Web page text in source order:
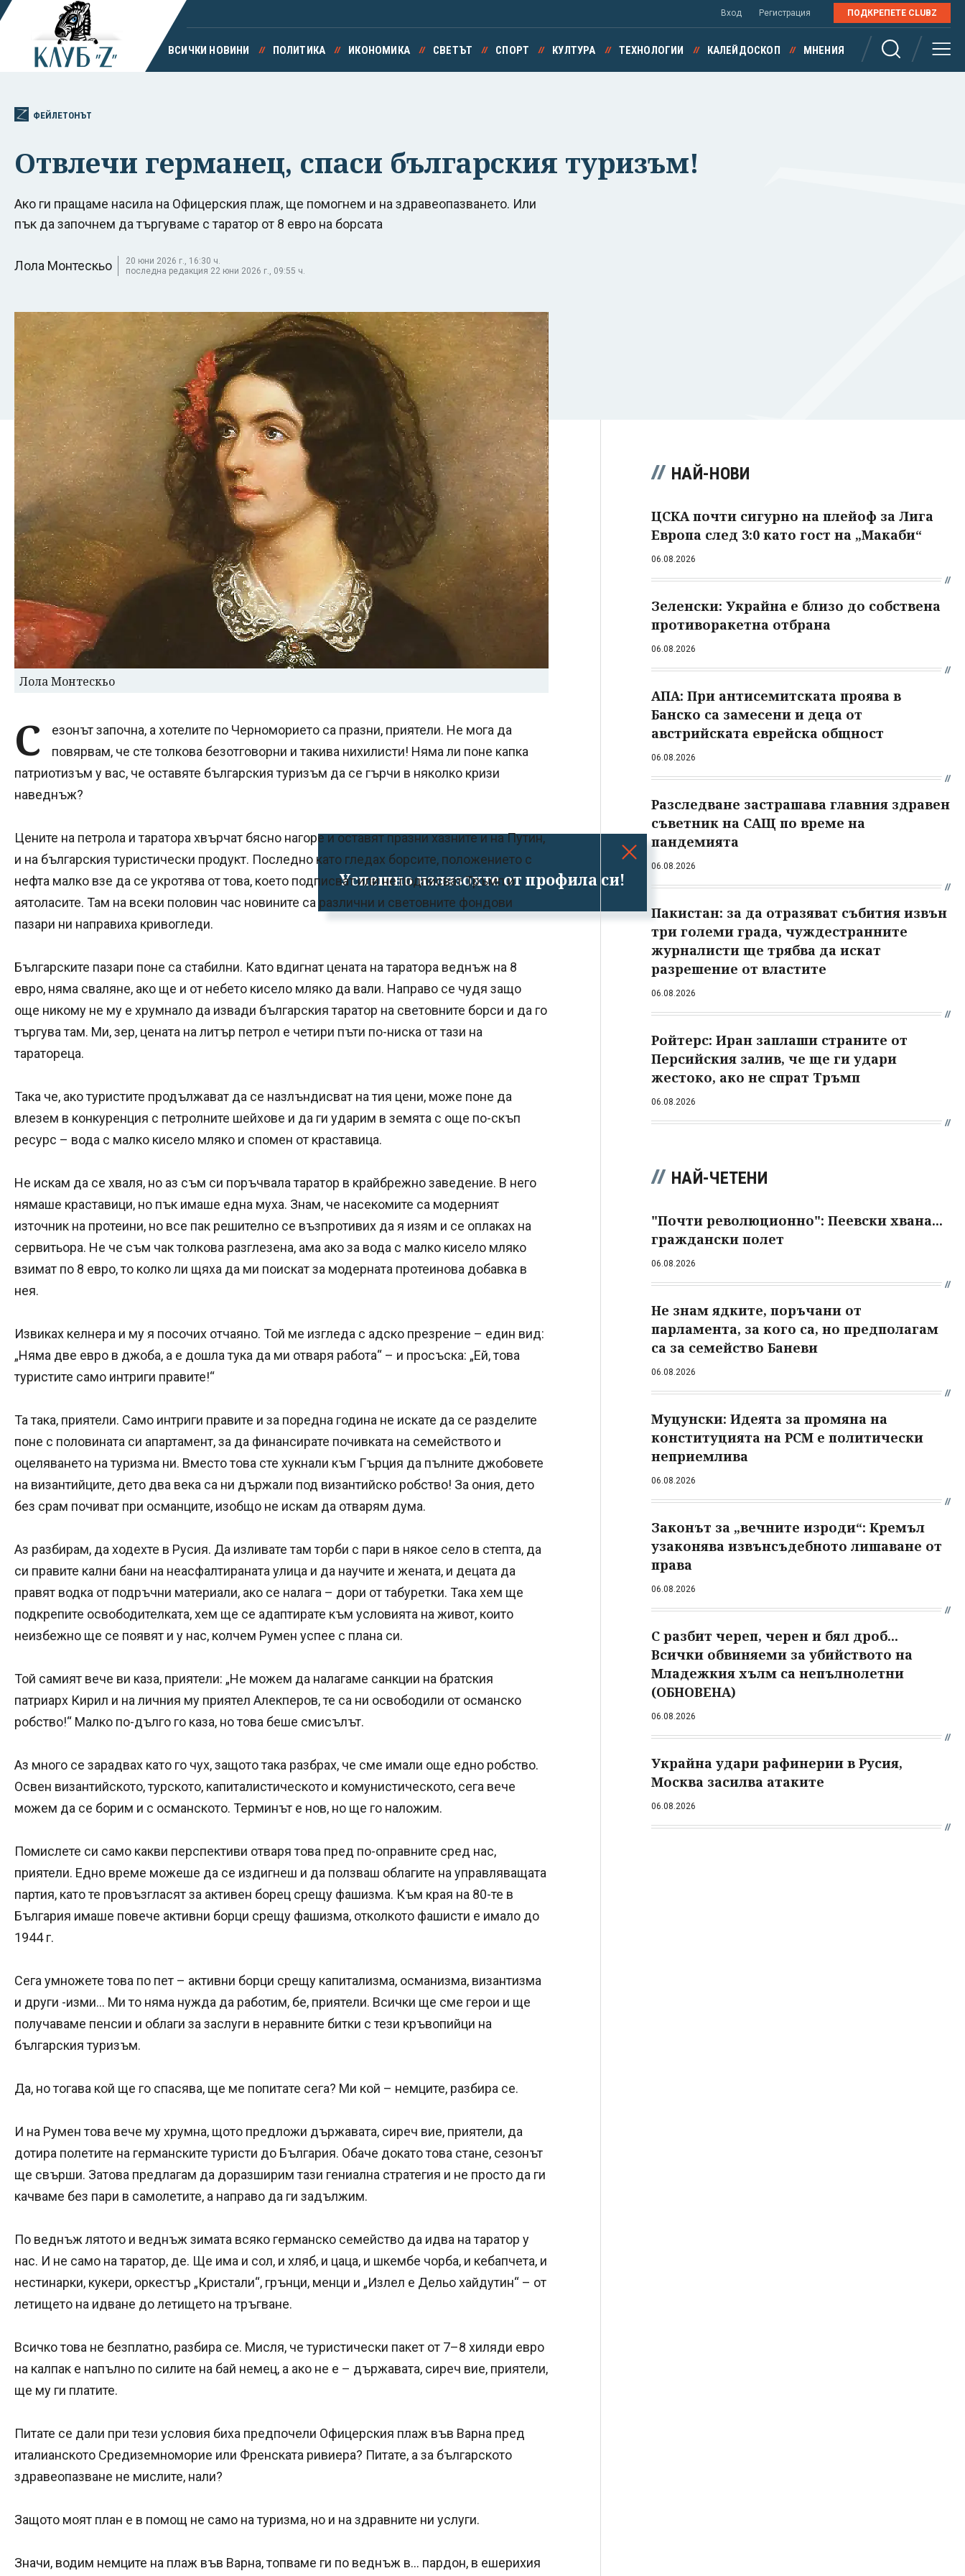
Успешно излязохте от профила си!
Вход Регистрация ПОДКРЕПЕТЕ CLUBZ
ВСИЧКИ НОВИНИ ПОЛИТИКА ИКОНОМИКА СВЕТЪТ СПОРТ КУЛТУРА ТЕХНОЛОГИИ КАЛЕЙДОСКОП МНЕНИЯ
ФЕЙЛЕТОНЪТ
Отвлечи германец, спаси българския туризъм!
Ако ги пращаме насила на Офицерския плаж, ще помогнем и на здравеопазването. Или
пък да започнем да търгуваме с таратор от 8 евро на борсата
Лола Монтескьо
20 юни 2026 г., 16:30 ч.
последна редакция 22 юни 2026 г., 09:55 ч.
Лола Монтескьо
С
езонът започна, а хотелите по Черноморието са празни, приятели. Не мога да
повярвам, че сте толкова безотговорни и такива нихилисти! Няма ли поне капка
патриотизъм у вас, че оставяте българския туризъм да се гърчи в няколко кризи
наведнъж?
Цените на петрола и таратора хвърчат бясно нагоре и оставят празни хазните и на Путин,
и на българския туристически продукт. Последно като гледах борсите, положението с
нефта малко взе да се укротява от това, което подписват или не подписват Тръмп и
аятоласите. Там на всеки половин час новините са различни и световните фондови
пазари ни направиха кривогледи.
Българските пазари поне са стабилни. Като вдигнат цената на таратора веднъж на 8
евро, няма сваляне, ако ще и от небето кисело мляко да вали. Направо се чудя защо
още никому не му е хрумнало да извади българския таратор на световните борси и да го
търгува там. Ми, зер, цената на литър петрол е четири пъти по-ниска от тази на
таратореца.
Така че, ако туристите продължават да се назлъндисват на тия цени, може поне да
влезем в конкуренция с петролните шейхове и да ги ударим в земята с още по-скъп
ресурс – вода с малко кисело мляко и спомен от краставица.
Не искам да се хваля, но аз съм си поръчвала таратор в крайбрежно заведение. В него
нямаше краставици, но пък имаше една муха. Знам, че насекомите са модерният
източник на протеини, но все пак решително се възпротивих да я изям и се оплаках на
сервитьора. Не че съм чак толкова разглезена, ама ако за вода с малко кисело мляко
взимат по 8 евро, то колко ли щяха да ми поискат за модерната протеинова добавка в
нея.
Извиках келнера и му я посочих отчаяно. Той ме изгледа с адско презрение – един вид:
„Няма две евро в джоба, а е дошла тука да ми отваря работа“ – и просъска: „Ей, това
туристите само интриги правите!“
Та така, приятели. Само интриги правите и за поредна година не искате да се разделите
поне с половината си апартамент, за да финансирате почивката на семейството и
оцеляването на туризма ни. Вместо това сте хукнали към Гърция да пълните джобовете
на византийците, дето два века са ни държали под византийско робство! За ония, дето
без срам почиват при османците, изобщо не искам да отварям дума.
Аз разбирам, да ходехте в Русия. Да изливате там торби с пари в някое село в степта, да
си правите кални бани на неасфалтираната улица и да научите и жената, и децата да
правят водка от подръчни материали, ако се налага – дори от табуретки. Така хем ще
подкрепите освободителката, хем ще се адаптирате към условията на живот, които
неизбежно ще се появят и у нас, колчем Румен успее с плана си.
Той самият вече ви каза, приятели: „Не можем да налагаме санкции на братския
патриарх Кирил и на личния му приятел Алекперов, те са ни освободили от османско
робство!“ Малко по-дълго го каза, но това беше смисълът.
Аз много се зарадвах като го чух, защото така разбрах, че сме имали още едно робство.
Освен византийското, турското, капиталистическото и комунистическото, сега вече
можем да се борим и с османското. Терминът е нов, но ще го наложим.
Помислете си само какви перспективи отваря това пред по-оправните сред нас,
приятели. Едно време можеше да се издигнеш и да ползваш облагите на управляващата
партия, като те провъзгласят за активен борец срещу фашизма. Към края на 80-те в
България имаше повече активни борци срещу фашизма, отколкото фашисти е имало до
1944 г.
Сега умножете това по пет – активни борци срещу капитализма, османизма, византизма
и други -изми... Ми то няма нужда да работим, бе, приятели. Всички ще сме герои и ще
получаваме пенсии и облаги за заслуги в неравните битки с тези кръвопийци на
българския туризъм.
Да, но тогава кой ще го спасява, ще ме попитате сега? Ми кой – немците, разбира се.
И на Румен това вече му хрумна, щото предложи държавата, сиреч вие, приятели, да
дотира полетите на германските туристи до България. Обаче докато това стане, сезонът
ще свърши. Затова предлагам да доразширим тази гениална стратегия и не просто да ги
качваме без пари в самолетите, а направо да ги задължим.
По веднъж лятото и веднъж зимата всяко германско семейство да идва на таратор у
нас. И не само на таратор, де. Ще има и сол, и хляб, и цаца, и шкембе чорба, и кебапчета, и
нестинарки, кукери, оркестър „Кристали“, грънци, менци и „Излел е Дельо хайдутин“ – от
летището на идване до летището на тръгване.
Всичко това не безплатно, разбира се. Мисля, че туристически пакет от 7–8 хиляди евро
на калпак е напълно по силите на бай немец, а ако не е – държавата, сиреч вие, приятели,
ще му ги платите.
Питате се дали при тези условия биха предпочели Офицерския плаж във Варна пред
италианското Средиземноморие или Френската ривиера? Питате, а за българското
здравеопазване не мислите, нали?
Защото моят план е в помощ не само на туризма, но и на здравните ни услуги.
Значи, водим немците на плаж във Варна, топваме ги по веднъж в... пардон, в ешерихия
НАЙ-НОВИ
ЦСКА почти сигурно на плейоф за Лига
Европа след 3:0 като гост на „Макаби“
06.08.2026
Зеленски: Украйна е близо до собствена
противоракетна отбрана
06.08.2026
АПА: При антисемитската проява в
Банско са замесени и деца от
австрийската еврейска общност
06.08.2026
Разследване застрашава главния здравен
съветник на САЩ по време на
пандемията
06.08.2026
Пакистан: за да отразяват събития извън
три големи града, чуждестранните
журналисти ще трябва да искат
разрешение от властите
06.08.2026
Ройтерс: Иран заплаши страните от
Персийския залив, че ще ги удари
жестоко, ако не спрат Тръмп
06.08.2026
НАЙ-ЧЕТЕНИ
"Почти революционно": Пеевски хвана...
граждански полет
06.08.2026
Не знам ядките, поръчани от
парламента, за кого са, но предполагам
са за семейство Баневи
06.08.2026
Муцунски: Идеята за промяна на
конституцията на РСМ е политически
неприемлива
06.08.2026
Законът за „вечните изроди“: Кремъл
узаконява извънсъдебното лишаване от
права
06.08.2026
С разбит череп, черен и бял дроб...
Всички обвиняеми за убийството на
Младежкия хълм са непълнолетни
(ОБНОВЕНА)
06.08.2026
Украйна удари рафинерии в Русия,
Москва засилва атаките
06.08.2026